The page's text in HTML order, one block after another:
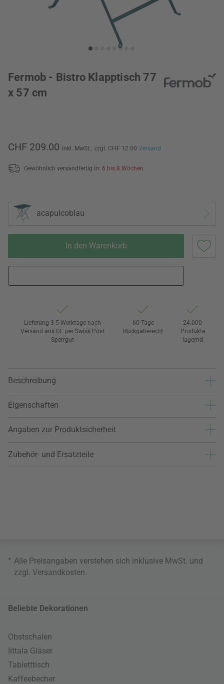
Fermob - Bistro Klapptisch 77
x 57 cm
CHF 209.00 inkl. MwSt., zzgl. CHF 12.00 Versand
Gewöhnlich versandfertig in: 6 bis 8 Wochen
acapulcoblau
In den Warenkorb
Lieferung 3-5 Werktage nach
Versand aus DE per Swiss Post
Sperrgut
60 Tage
Rückgaberecht
24.000
Produkte
lagernd
Beschreibung
Eigenschaften
Angaben zur Produktsicherheit
Zubehör- und Ersatzteile
* Alle Preisangaben verstehen sich inklusive MwSt. und
zzgl. Versandkosten
Beliebte Dekorationen
Obstschalen
Iittala Gläser
Tabletttisch
Kaffeebecher